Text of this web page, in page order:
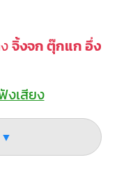
จิ้งจก ตุ๊กแก อึ่ง
งเสียง
▼